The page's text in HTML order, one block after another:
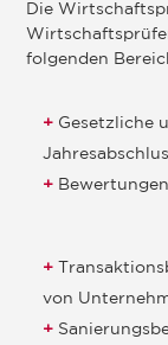
Die
folgenden
Gesetzliche
von